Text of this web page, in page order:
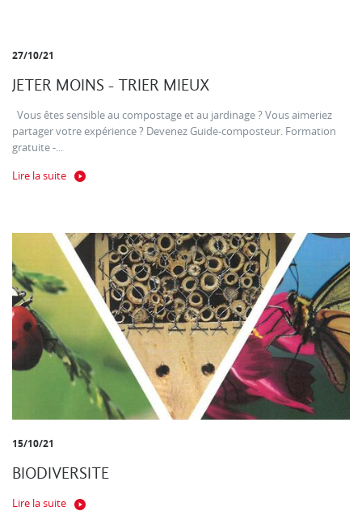
27/10/21
JETER MOINS - TRIER MIEUX
Vous êtes sensible au compostage et au jardinage ? Vous aimeriez
partager votre expérience ? Devenez Guide-composteur. Formation
gratuite -...
Lire la suite
15/10/21
BIODIVERSITE
Lire la suite